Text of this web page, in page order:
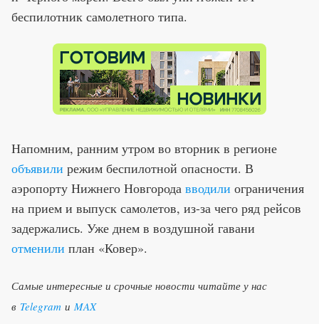
беспилотник самолетного типа.
Напомним, ранним утром во вторник в регионе
объявили режим беспилотной опасности. В
аэропорту Нижнего Новгорода вводили ограничения
на прием и выпуск самолетов, из-за чего ряд рейсов
задержались. Уже днем в воздушной гавани
отменили план «Ковер».
Самые интересные и срочные новости читайте у нас
в Telegram и MAX